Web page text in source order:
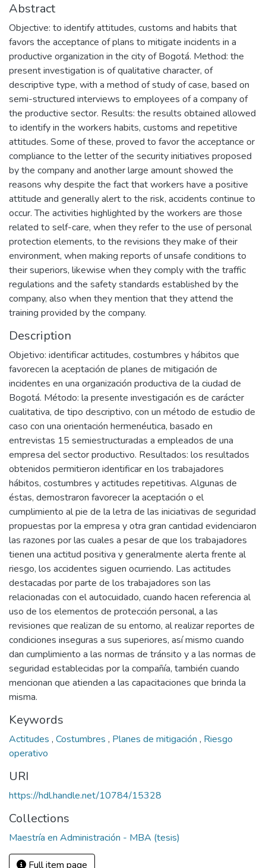
Abstract
Objective: to identify attitudes, customs and habits that
favors the acceptance of plans to mitigate incidents in a
productive organization in the city of Bogotá. Method: the
present investigation is of qualitative character, of
descriptive type, with a method of study of case, based on
semi-structured interviews to employees of a company of
the productive sector. Results: the results obtained allowed
to identify in the workers habits, customs and repetitive
attitudes. Some of these, proved to favor the acceptance or
compliance to the letter of the security initiatives proposed
by the company and another large amount showed the
reasons why despite the fact that workers have a positive
attitude and generally alert to the risk, accidents continue to
occur. The activities highlighted by the workers are those
related to self-care, when they refer to the use of personal
protection elements, to the revisions they make of their
environment, when making reports of unsafe conditions to
their superiors, likewise when they comply with the traffic
regulations and the safety standards established by the
company, also when they mention that they attend the
training provided by the company.
Description
Objetivo: identificar actitudes, costumbres y hábitos que
favorecen la aceptación de planes de mitigación de
incidentes en una organización productiva de la ciudad de
Bogotá. Método: la presente investigación es de carácter
cualitativa, de tipo descriptivo, con un método de estudio de
caso con una orientación hermenéutica, basado en
entrevistas 15 semiestructuradas a empleados de una
empresa del sector productivo. Resultados: los resultados
obtenidos permitieron identificar en los trabajadores
hábitos, costumbres y actitudes repetitivas. Algunas de
éstas, demostraron favorecer la aceptación o el
cumplimiento al pie de la letra de las iniciativas de seguridad
propuestas por la empresa y otra gran cantidad evidenciaron
las razones por las cuales a pesar de que los trabajadores
tienen una actitud positiva y generalmente alerta frente al
riesgo, los accidentes siguen ocurriendo. Las actitudes
destacadas por parte de los trabajadores son las
relacionadas con el autocuidado, cuando hacen referencia al
uso de los elementos de protección personal, a las
revisiones que realizan de su entorno, al realizar reportes de
condiciones inseguras a sus superiores, así mismo cuando
dan cumplimiento a las normas de tránsito y a las normas de
seguridad establecidas por la compañía, también cuando
mencionan que atienden a las capacitaciones que brinda la
misma.
Keywords
Actitudes , Costumbres , Planes de mitigación , Riesgo
operativo
URI
https://hdl.handle.net/10784/15328
Collections
Maestría en Administración - MBA (tesis)
Full item page